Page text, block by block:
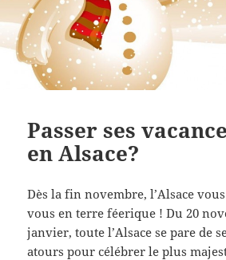
Passer ses
en Alsace?
Dès la fin novembre, l’Alsace
vous en terre féerique ! Du 20
janvier, toute l’Alsace se pare de
atours pour célébrer le plus